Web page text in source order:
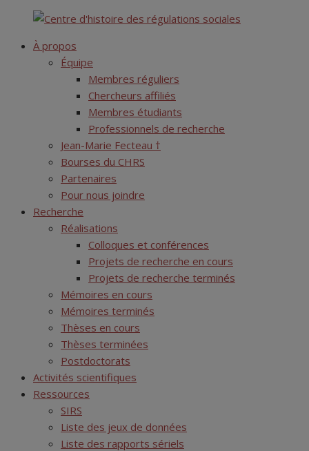
content
Centre d'histoire des régulations sociales
À propos
Équipe
Membres réguliers
Chercheurs affiliés
Membres étudiants
Professionnels de recherche
Jean-Marie Fecteau †
Bourses du CHRS
Partenaires
Pour nous joindre
Recherche
Réalisations
Colloques et conférences
Projets de recherche en cours
Projets de recherche terminés
Mémoires en cours
Mémoires terminés
Thèses en cours
Thèses terminées
Postdoctorats
Activités scientifiques
Ressources
SIRS
Liste des jeux de données
Liste des rapports sériels